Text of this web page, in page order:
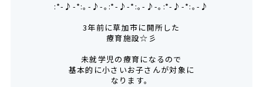
:*-♪-*:｡-♪-｡:*-♪-*:｡-♪-｡:*-♪-*:｡-♪
3年前に草加市に開所した
療育施設☆彡
未就学児の療育になるので
基本的に小さいお子さんが対象に
なります。